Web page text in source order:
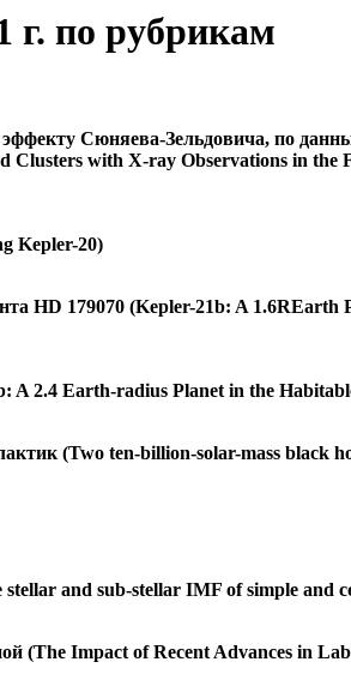
г. по рубрикам
Сюняева-Зельдовича, по
with X-ray Observations in the
Kepler-20)
HD 179070 (Kepler-21b: A
A 2.4 Earth-radius Planet in the
(Two ten-billion-solar-mass black
and sub-stellar IMF of simple and
(The Impact of Recent Advances in